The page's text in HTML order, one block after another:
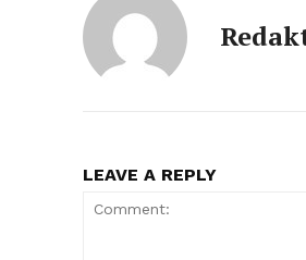
LEAVE A REPLY